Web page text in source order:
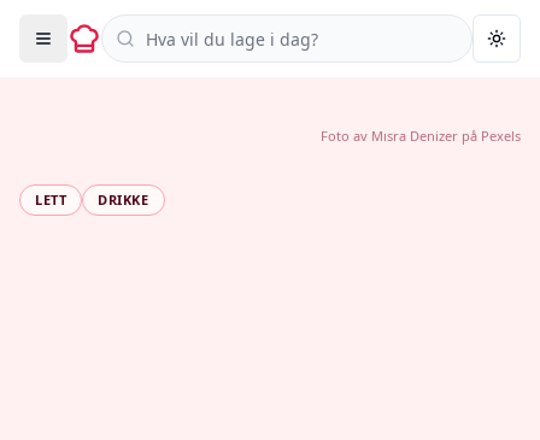
Søk i oppskrifter
LETT DRIKKE
Foto av Mısra Denizer på Pexels